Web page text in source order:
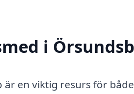
i
är en viktig resurs för